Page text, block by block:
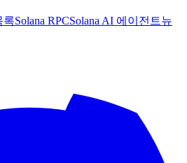
록Solana RPCSolana AI 에이전트뉴